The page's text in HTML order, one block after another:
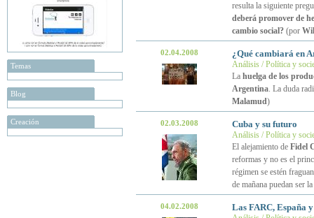
Temas
Blog
Creación
resulta la siguiente
deberá promover de
cambio social?(por
02.04.2008 ¿Qué cambiará en
Análisis / Política y
La huelga de los
Argentina. La duda
Malamud)
02.03.2008 Cuba y su futuro
Análisis / Política y
El alejamiento de Fidel
reformas y no es el
régimen se estén
de mañana puedan ser
04.02.2008 Las FARC, España